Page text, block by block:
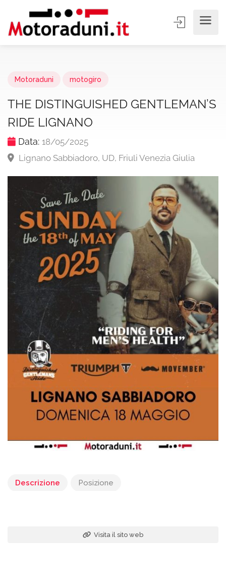
Motoraduni motogiro
THE DISTINGUISHED GENTLEMAN’S
RIDE LIGNANO
Data: 18/05/2025
Lignano Sabbiadoro, UD, Friuli Venezia Giulia
Descrizione Posizione
Visita il sito web